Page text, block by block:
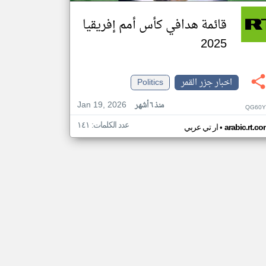
قائمة هدافي كأس أمم إفريقيا
2025
اخبار جزر القمر
Politics
Jan 19, 2026
منذ ٦ أشهر
ار تي عربي• عدد الكلمات: ١٤١